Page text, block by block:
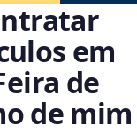
em
de
de mim